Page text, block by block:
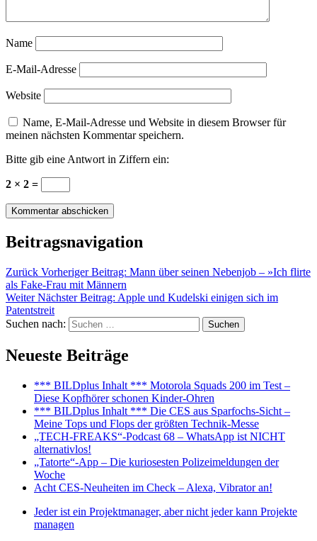
Name
E-Mail-Adresse
Website
Name, E-Mail-Adresse und Website in diesem Browser für
meinen nächsten Kommentar speichern.
Bitte gib eine Antwort in Ziffern ein:
2 × 2 =
Beitragsnavigation
Zurück Vorheriger Beitrag: Mann über seinen Nebenjob – »Ich flirte
als Fake-Frau mit Männern
Weiter Nächster Beitrag: Apple und Kudelski einigen sich im
Patentstreit
Suchen nach:
Suchen
Neueste Beiträge
*** BILDplus Inhalt *** Motorola Squads 200 im Test –
Diese Kopfhörer schonen Kinder-Ohren
*** BILDplus Inhalt *** Die CES aus Sparfochs-Sicht –
Meine Tops und Flops der größten Technik-Messe
„TECH-FREAKS“-Podcast 68 – WhatsApp ist NICHT
alternativlos!
„Tatorte“-App – Die kuriosesten Polizeimeldungen der
Woche
Acht CES-Neuheiten im Check – Alexa, Vibrator an!
Jeder ist ein Projektmanager, aber nicht jeder kann Projekte
managen